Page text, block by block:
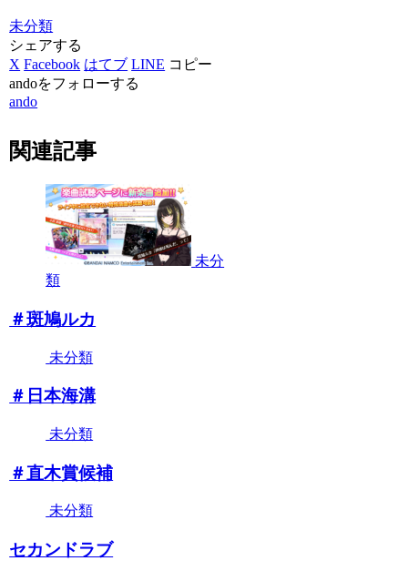
未分類
シェアする
X Facebook はてブ LINE コピー
andoをフォローする
ando
関連記事
未分
類
＃斑鳩ルカ
未分類
＃日本海溝
未分類
＃直木賞候補
未分類
セカンドラブ